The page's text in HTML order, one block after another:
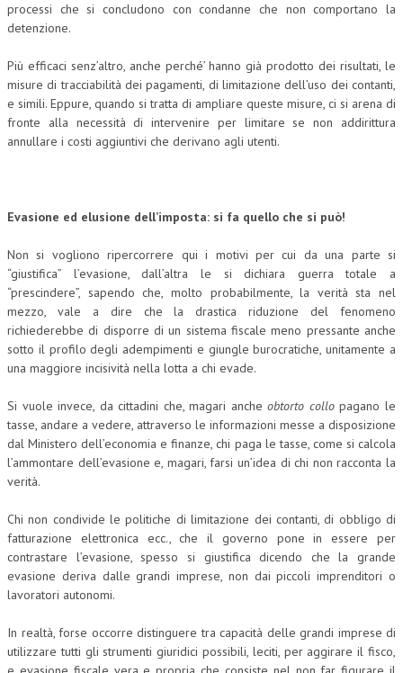
processi che si concludono con condanne che non comportano la
detenzione.
Più efficaci senz’altro, anche perché’ hanno già prodotto dei risultati, le
misure di tracciabilità dei pagamenti, di limitazione dell’uso dei contanti,
e simili. Eppure, quando si tratta di ampliare queste misure, ci si arena di
fronte alla necessità di intervenire per limitare se non addirittura
annullare i costi aggiuntivi che derivano agli utenti.
Evasione ed elusione dell’imposta: si fa quello che si può!
Non si vogliono ripercorrere qui i motivi per cui da una parte si
“giustifica” l’evasione, dall’altra le si dichiara guerra totale a
“prescindere”, sapendo che, molto probabilmente, la verità sta nel
mezzo, vale a dire che la drastica riduzione del fenomeno
richiederebbe di disporre di un sistema fiscale meno pressante anche
sotto il profilo degli adempimenti e giungle burocratiche, unitamente a
una maggiore incisività nella lotta a chi evade.
Si vuole invece, da cittadini che, magari ancheobtorto collopagano le
tasse, andare a vedere, attraverso le informazioni messe a disposizione
dal Ministero dell’economia e finanze, chi paga le tasse, come si calcola
l’ammontare dell’evasione e, magari, farsi un’idea di chi non racconta la
verità.
Chi non condivide le politiche di limitazione dei contanti, di obbligo di
fatturazione elettronica ecc., che il governo pone in essere per
contrastare l’evasione, spesso si giustifica dicendo che la grande
evasione deriva dalle grandi imprese, non dai piccoli imprenditori o
lavoratori autonomi.
In realtà, forse occorre distinguere tra capacità delle grandi imprese di
utilizzare tutti gli strumenti giuridici possibili, leciti, per aggirare il fisco,